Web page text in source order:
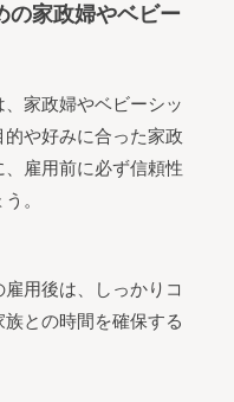
の家政婦やベビー
家政婦やベビーシッ
や好みに合った家政
雇用前に必ず信頼性
。
用後は、しっかりコ
との時間を確保する